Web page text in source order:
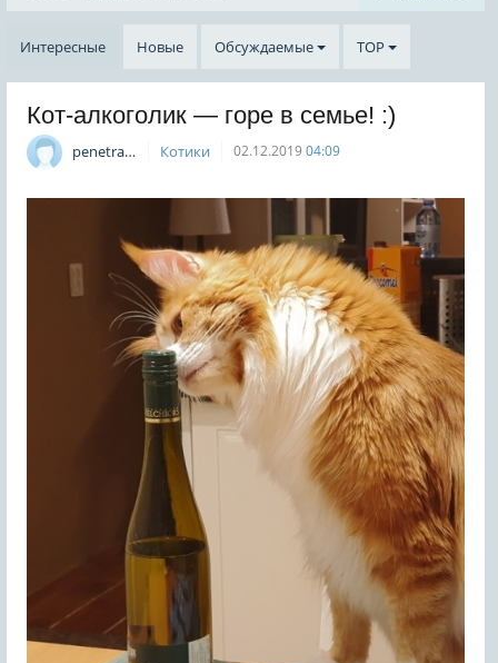
Интересные Новые Обсуждаемые TOP
Кот-алкоголик — горе в семье! :)
penetrat0r Котики 02.12.2019 04:09